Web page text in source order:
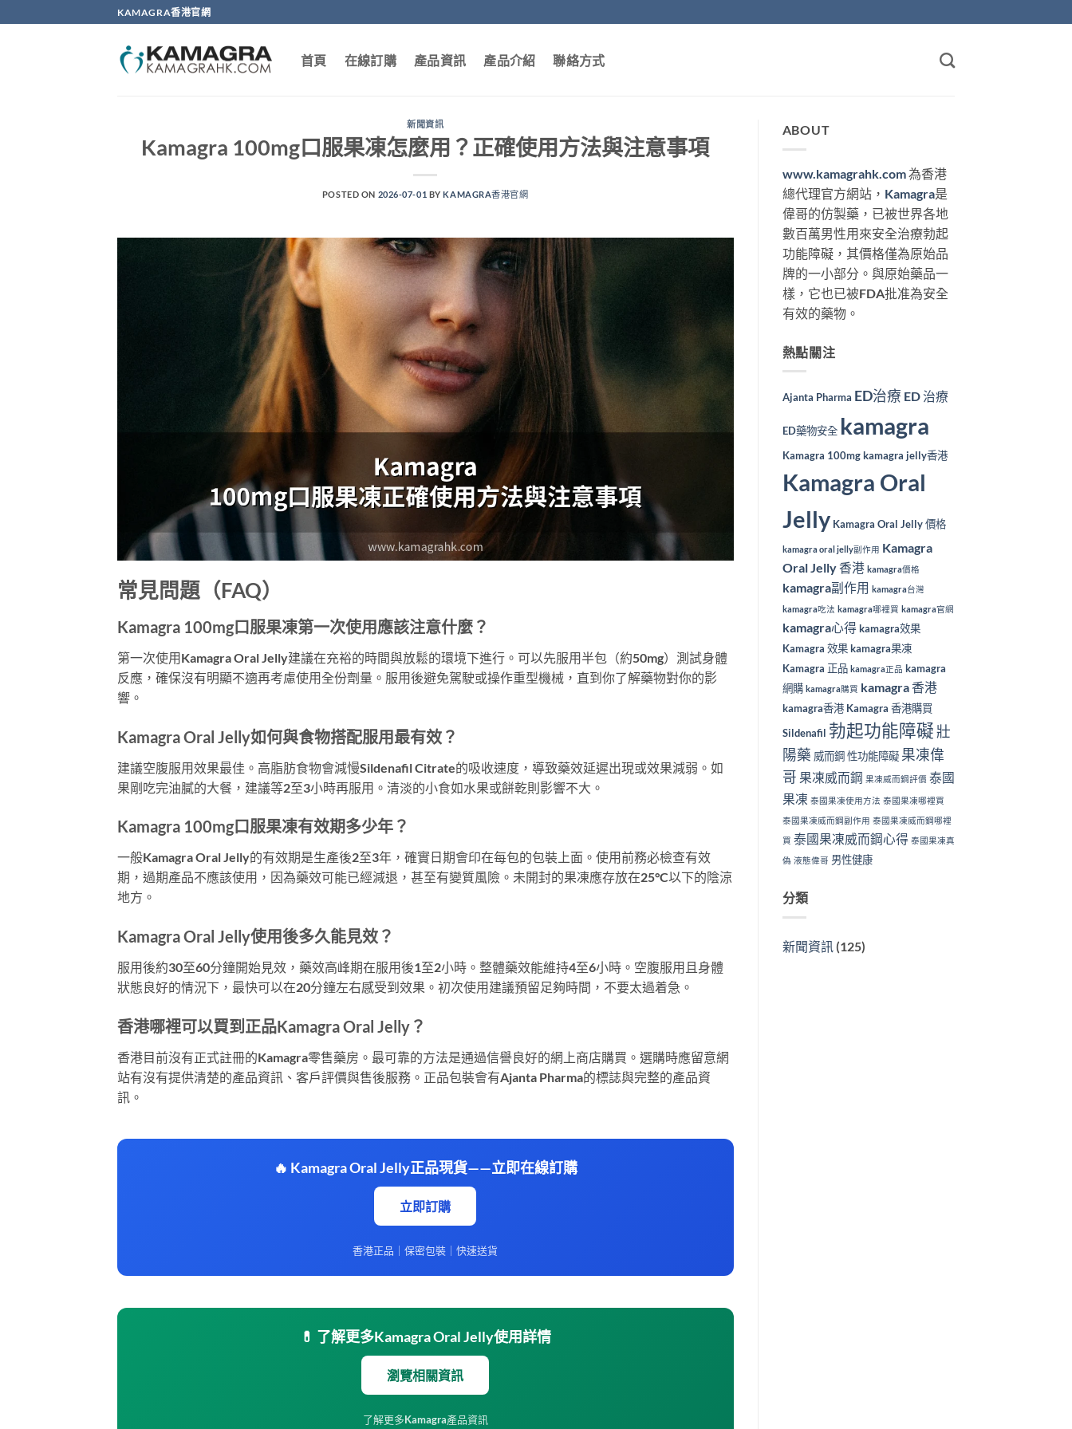
to
KAMAGRA香港官網
首頁 在線訂購 產品資訊 產品介紹 聯絡方式
新聞資訊
Kamagra 100mg口服果凍怎麼用？正確使用方法與注意事項
POSTED ON 2026-07-01 BYKAMAGRA香港官網
常見問題（FAQ）
Kamagra 100mg口服果凍第一次使用應該注意什麼？
第一次使用Kamagra Oral Jelly建議在充裕的時間與放鬆的環境下進行。可以先服用半包（約50mg）測試身體
反應，確保沒有明顯不適再考慮使用全份劑量。服用後避免駕駛或操作重型機械，直到你了解藥物對你的影
響。
Kamagra Oral Jelly如何與食物搭配服用最有效？
建議空腹服用效果最佳。高脂肪食物會減慢Sildenafil Citrate的吸收速度，導致藥效延遲出現或效果減弱。如
果剛吃完油膩的大餐，建議等2至3小時再服用。清淡的小食如水果或餅乾則影響不大。
Kamagra 100mg口服果凍有效期多少年？
一般Kamagra Oral Jelly的有效期是生產後2至3年，確實日期會印在每包的包裝上面。使用前務必檢查有效
期，過期產品不應該使用，因為藥效可能已經減退，甚至有變質風險。未開封的果凍應存放在25°C以下的陰涼
地方。
Kamagra Oral Jelly使用後多久能見效？
服用後約30至60分鐘開始見效，藥效高峰期在服用後1至2小時。整體藥效能維持4至6小時。空腹服用且身體
狀態良好的情況下，最快可以在20分鐘左右感受到效果。初次使用建議預留足夠時間，不要太過着急。
香港哪裡可以買到正品Kamagra Oral Jelly？
香港目前沒有正式註冊的Kamagra零售藥房。最可靠的方法是通過信譽良好的網上商店購買。選購時應留意網
站有沒有提供清楚的產品資訊、客戶評價與售後服務。正品包裝會有Ajanta Pharma的標誌與完整的產品資
訊。
🔥 Kamagra Oral Jelly正品現貨——立即在線訂購
立即訂購
香港正品｜保密包裝｜快速送貨
💊 了解更多Kamagra Oral Jelly使用詳情
瀏覽相關資訊
了解更多Kamagra產品資訊
ABOUT
www.kamagrahk.com為香港
總代理官方網站， Kamagra是
偉哥的仿製藥，已被世界各地
數百萬男性用來安全治療勃起
功能障礙，其價格僅為原始品
牌的一小部分。與原始藥品一
樣，它也已被FDA批准為安全
有效的藥物。
熱點關注
Ajanta Pharma ED治療 ED 治療
ED藥物安全 kamagra
Kamagra 100mg kamagra jelly香港
Kamagra Oral
Jelly Kamagra Oral Jelly 價格
kamagra oral jelly副作用 Kamagra
Oral Jelly 香港 kamagra價格
kamagra副作用 kamagra台灣
kamagra吃法 kamagra哪裡買 kamagra官網
kamagra心得 kamagra效果
Kamagra 效果 kamagra果凍
Kamagra 正品 kamagra正品 kamagra
網購 kamagra購買 kamagra 香港
kamagra香港 Kamagra 香港購買
Sildenafil 勃起功能障礙壯
陽藥 威而鋼 性功能障礙 果凍偉
哥 果凍威而鋼 果凍威而鋼評價 泰國
果凍 泰國果凍使用方法 泰國果凍哪裡買
泰國果凍威而鋼副作用 泰國果凍威而鋼哪裡
買 泰國果凍威而鋼心得 泰國果凍真
偽 液態偉哥 男性健康
分類
新聞資訊 (125)